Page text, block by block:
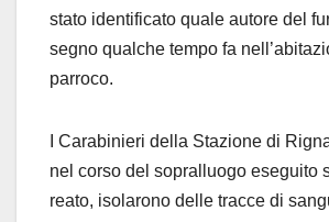
stato identificato quale autore del
segno qualche tempo fa
parroco.
I Carabinieri della Stazione di
nel corso del sopralluogo eseguito
reato, isolarono delle tracce di